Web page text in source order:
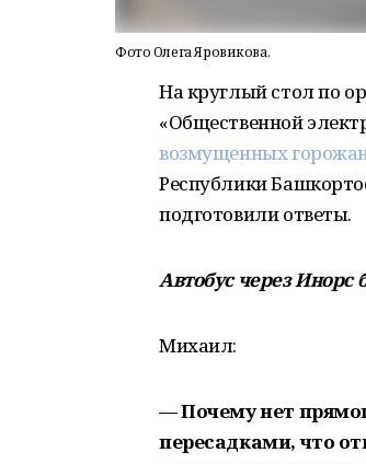
Фото Олега Яровикова.
На круглый стол по
«Общественной
возмущенных
Республики
подготовили ответы.
Автобус через Инорс
Михаил:
— Почему нет
пересадками, что